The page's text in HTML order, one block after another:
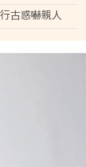
古惑嚇親人